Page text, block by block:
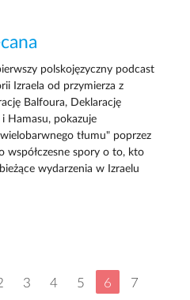
polskojęzyczny podcast
Izraela od przymierza z
Balfoura, Deklarację
Hamasu, pokazuje
tłumu" poprzez
współczesne spory o to, kto
wydarzenia w Izraelu
3 4 5 6
7